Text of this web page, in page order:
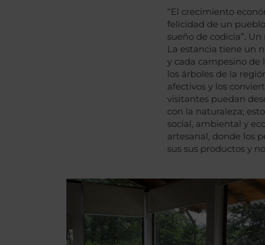
“El crecimiento
felicidad de un
sueño de codicia”.
La estancia tiene un
y cada campesino de
los árboles de la
afectivos y los
visitantes puedan
con la naturaleza;
social, ambiental y
artesanal, donde los
sus sus productos y